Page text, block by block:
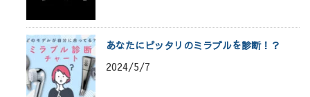
あなたにピッタリのミラブルを診断！？
2024/5/7